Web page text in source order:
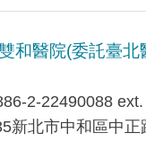
和醫院(委託臺北
2-22490088
新北市中和區中正